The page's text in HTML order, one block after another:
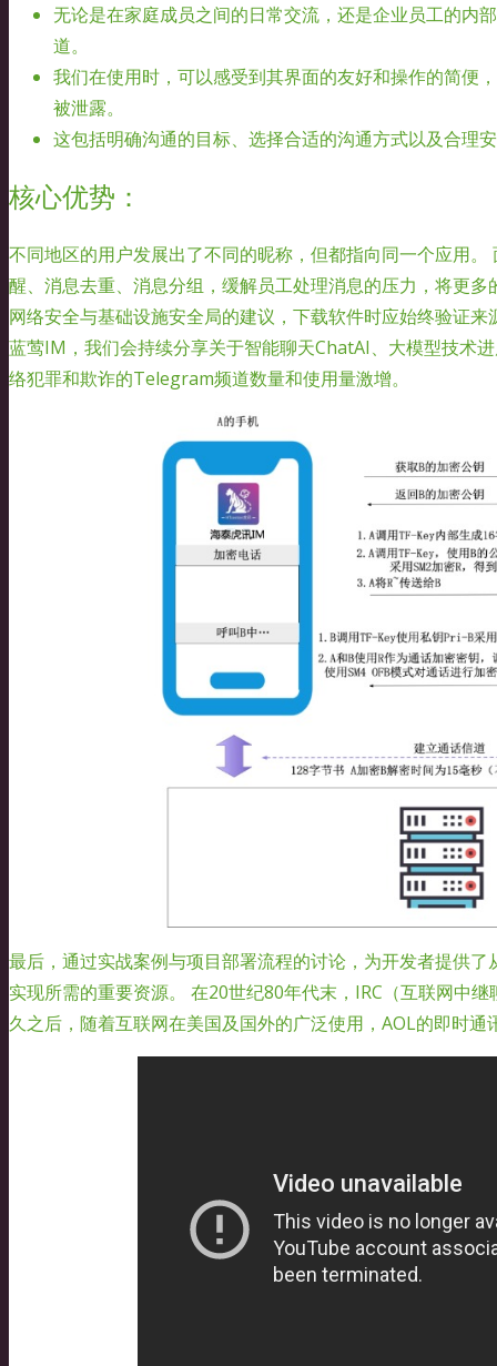
无论是在家庭成员之间的日常交流，还是企业员工的内
道。
我们在使用时，可以感受到其界面的友好和操作的简便
被泄露。
这包括明确沟通的目标、选择合适的沟通方式以及合理
核心优势：
不同地区的用户发展出了不同的昵称，但都指向同一个应用
醒、消息去重、消息分组，缓解员工处理消息的压力，将更
网络安全与基础设施安全局的建议，下载软件时应始终验证
蓝莺IM，我们会持续分享关于智能聊天ChatAI、大模型技术
络犯罪和欺诈的Telegram频道数量和使用量激增。
最后，通过实战案例与项目部署流程的讨论，为开发者提供
实现所需的重要资源。 在20世纪80年代末，IRC（互联网中
久之后，随着互联网在美国及国外的广泛使用，AOL的即时通